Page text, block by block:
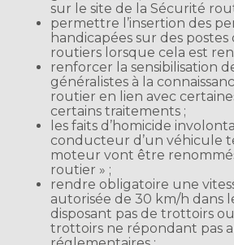
sur le site de la Sécurité
permettre l’insertion des
handicapées sur des
routiers lorsque cela est
renforcer la sensibilisation
généralistes à la
routier en lien avec
certains traitements ;
les faits d’homicide
conducteur d’un véhicule
moteur vont être
routier » ;
rendre obligatoire une
autorisée de 30 km/h dans
disposant pas de trottoirs
trottoirs ne répondant pas